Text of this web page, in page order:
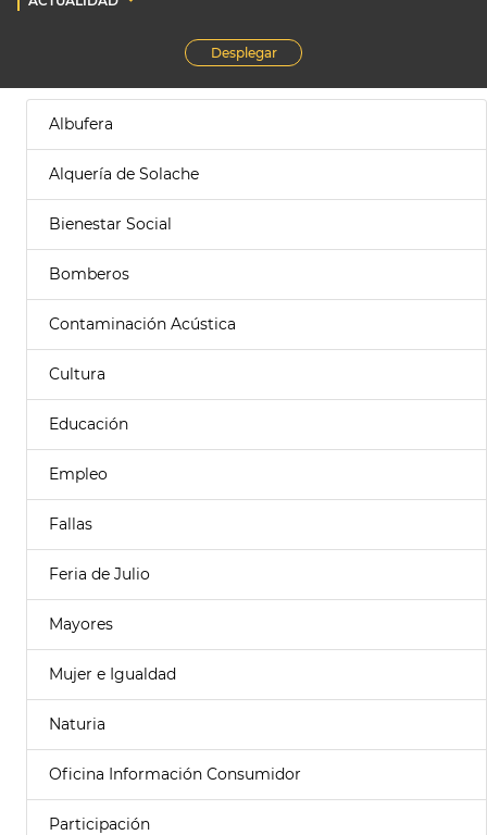
Desplegar
Albufera
Alquería de Solache
Bienestar Social
Bomberos
Contaminación Acústica
Cultura
Educación
Empleo
Fallas
Feria de Julio
Mayores
Mujer e Igualdad
Naturia
Oficina Información Consumidor
Participación